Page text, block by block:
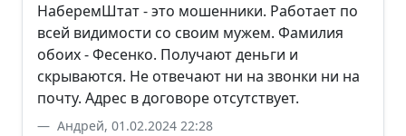
НаберемШтат - это мошенники. Работает по
всей видимости со своим мужем. Фамилия
обоих - Фесенко. Получают деньги и
скрываются. Не отвечают ни на звонки ни на
почту. Адрес в договоре отсутствует.
Андрей, 01.02.2024 22:28